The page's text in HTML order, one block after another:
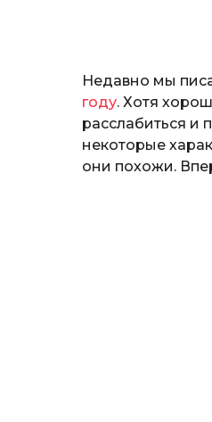
Недавно мы
году. Хотя
расслабиться и
некоторые
они похожи.